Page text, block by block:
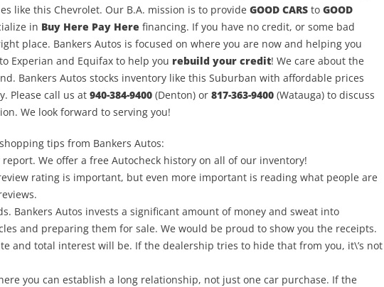
like this Chevrolet. Our B.A. mission is to provide GOOD CARS to GOOD
in Buy Here Pay Here financing. If you have no credit, or some bad
place. Bankers Autos is focused on where you are now and helping you
Experian and Equifax to help you rebuild your credit! We care about the
Bankers Autos stocks inventory like this Suburban with affordable prices
Please call us at 940-384-9400 (Denton) or 817-363-9400 (Watauga) to discuss
We look forward to serving you!
tips from Bankers Autos:
We offer a free Autocheck history on all of our inventory!
rating is important, but even more important is reading what people are
Bankers Autos invests a significant amount of money and sweat into
and preparing them for sale. We would be proud to show you the receipts.
and total interest will be. If the dealership tries to hide that from you, it\’s not
you can establish a long relationship, not just one car purchase. If the